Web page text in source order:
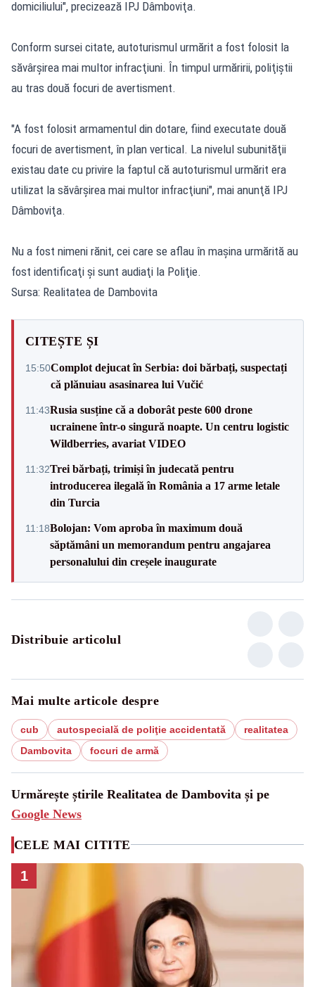
domiciliului", precizează IPJ Dâmboviţa.
Conform sursei citate, autoturismul urmărit a fost folosit la
săvârşirea mai multor infracţiuni. În timpul urmăririi, poliţiştii
au tras două focuri de avertisment.
"A fost folosit armamentul din dotare, fiind executate două
focuri de avertisment, în plan vertical. La nivelul subunităţii
existau date cu privire la faptul că autoturismul urmărit era
utilizat la săvârşirea mai multor infracţiuni", mai anunţă IPJ
Dâmboviţa.
Nu a fost nimeni rănit, cei care se aflau în maşina urmărită au
fost identificaţi şi sunt audiaţi la Poliţie.
Sursa: Realitatea de Dambovita
CITEȘTE ȘI
15:50Complot dejucat în Serbia: doi bărbați, suspectați
că plănuiau asasinarea lui Vučić
11:43Rusia susține că a doborât peste 600 drone
ucrainene într-o singură noapte. Un centru logistic
Wildberries, avariat VIDEO
11:32Trei bărbați, trimiși în judecată pentru
introducerea ilegală în România a 17 arme letale
din Turcia
11:18Bolojan: Vom aproba în maximum două
săptămâni un memorandum pentru angajarea
personalului din creșele inaugurate
Distribuie articolul
Mai multe articole despre
cub autospecială de poliţie accidentată
realitatea
Dambovita
focuri de armă
Urmărește știrile Realitatea de Dambovita și pe
Google News
CELE MAI CITITE
1